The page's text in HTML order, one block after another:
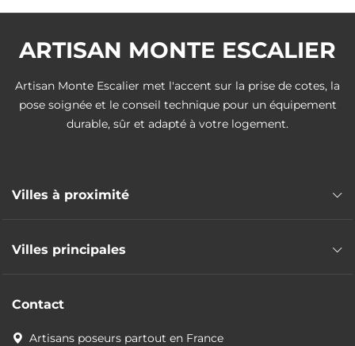
ARTISAN MONTE ESCALIER
Artisan Monte Escalier met l'accent sur la prise de cotes, la
pose soignée et le conseil technique pour un équipement
durable, sûr et adapté à votre logement.
Villes à proximité
Pose monte escalier Liergues
Pose monte escalier Anse
Villes principales
Pose monte escalier Villeurbanne
Contact
Artisans poseurs partout en France